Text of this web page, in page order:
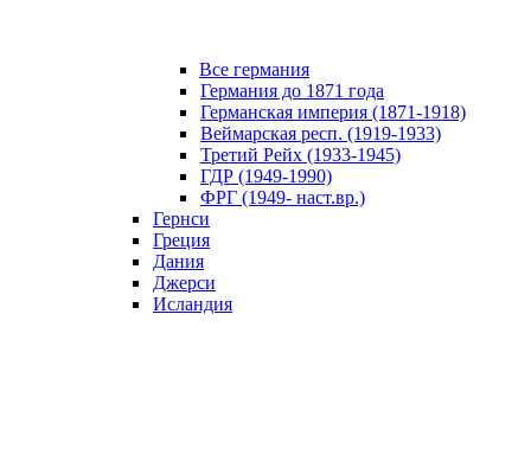
Все германия
Германия до 1871 года
Германская империя (1871-1918)
Веймарская респ. (1919-1933)
Третий Рейх (1933-1945)
ГДР (1949-1990)
ФРГ (1949- наст.вр.)
Гернси
Греция
Дания
Джерси
Исландия